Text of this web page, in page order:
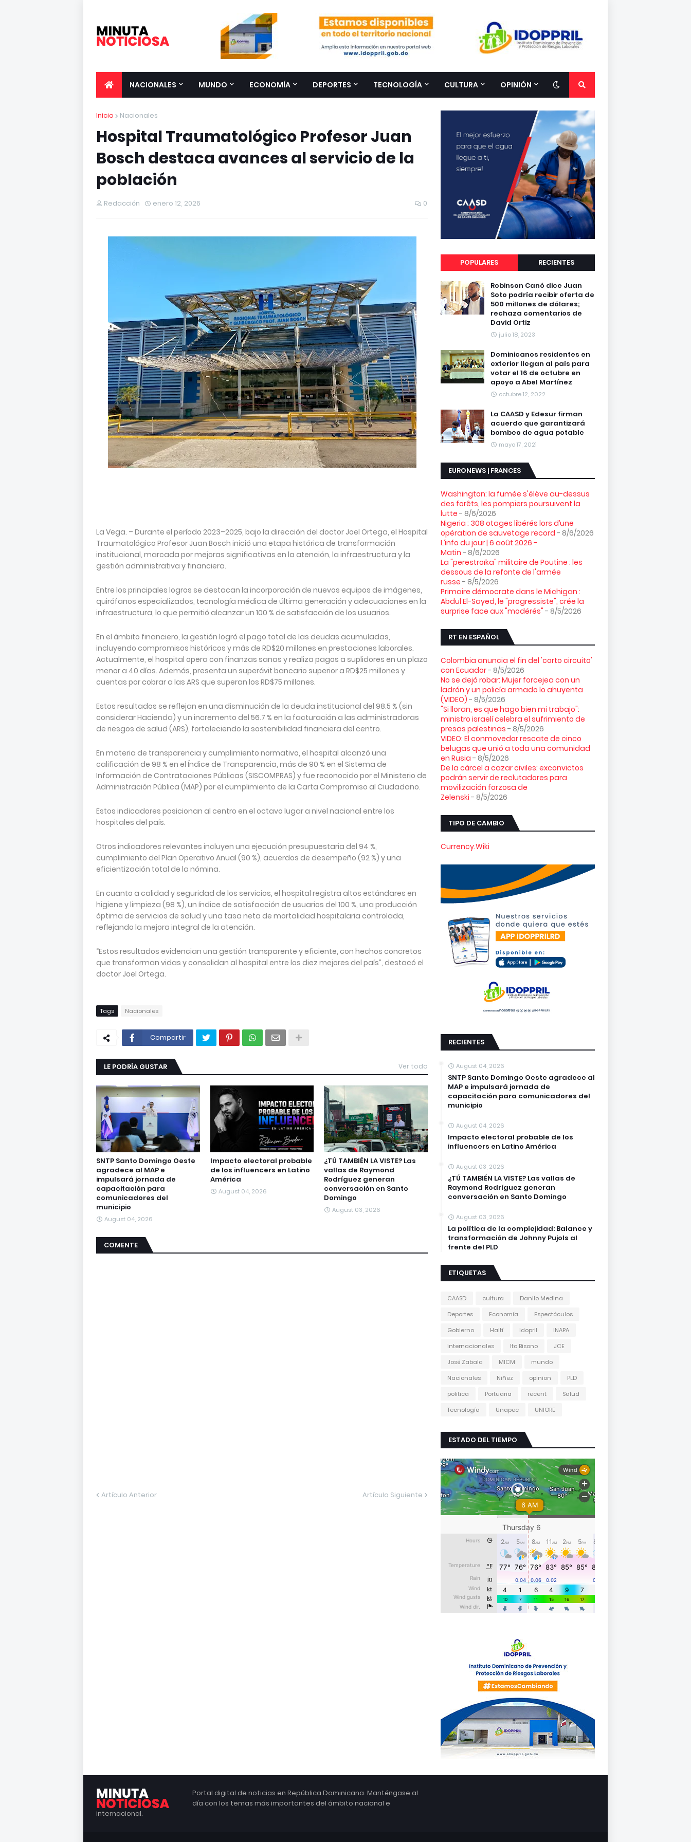
NACIONALES MUNDO ECONOMÍA DEPORTES TECNOLOGÍA CULTURA OPINIÓN
Inicio Nacionales
Hospital Traumatológico Profesor Juan
Bosch destaca avances al servicio de la
población
Redacción enero 12, 2026 0
La Vega. – Durante el período 2023–2025, bajo la dirección del doctor Joel Ortega, el Hospital
Traumatológico Profesor Juan Bosch inició una etapa histórica de transformación
institucional, marcada por mejoras significativas en la atención, la infraestructura y la
gestión administrativa y financiera.
Entre los principales logros se destacan la incorporación de nuevos equipos de imágenes,
quirófanos especializados, tecnología médica de última generación y adecuaciones en la
infraestructura, lo que permitió alcanzar un 100 % de satisfacción de los usuarios.
En el ámbito financiero, la gestión logró el pago total de las deudas acumuladas,
incluyendo compromisos históricos y más de RD$20 millones en prestaciones laborales.
Actualmente, el hospital opera con finanzas sanas y realiza pagos a suplidores en un plazo
menor a 40 días. Además, presenta un superávit bancario superior a RD$25 millones y
cuentas por cobrar a las ARS que superan los RD$75 millones.
Estos resultados se reflejan en una disminución de la deuda institucional del 98.5 % (sin
considerar Hacienda) y un incremento del 56.7 % en la facturación a las administradoras
de riesgos de salud (ARS), fortaleciendo la sostenibilidad financiera del centro.
En materia de transparencia y cumplimiento normativo, el hospital alcanzó una
calificación de 98 % en el Índice de Transparencia, más de 90 % en el Sistema de
Información de Contrataciones Públicas (SISCOMPRAS) y fue reconocido por el Ministerio de
Administración Pública (MAP) por el cumplimiento de la Carta Compromiso al Ciudadano.
Estos indicadores posicionan al centro en el octavo lugar a nivel nacional entre los
hospitales del país.
Otros indicadores relevantes incluyen una ejecución presupuestaria del 94 %,
cumplimiento del Plan Operativo Anual (90 %), acuerdos de desempeño (92 %) y una
eficientización total de la nómina.
En cuanto a calidad y seguridad de los servicios, el hospital registra altos estándares en
higiene y limpieza (98 %), un índice de satisfacción de usuarios del 100 %, una producción
óptima de servicios de salud y una tasa neta de mortalidad hospitalaria controlada,
reflejando la mejora integral de la atención.
“Estos resultados evidencian una gestión transparente y eficiente, con hechos concretos
que transforman vidas y consolidan al hospital entre los diez mejores del país”, destacó el
doctor Joel Ortega.
Tags Nacionales
Compartir
LE PODRÍA GUSTAR Ver todo
SNTP Santo Domingo Oeste
agradece al MAP e
impulsará jornada de
capacitación para
comunicadores del
municipio
August 04, 2026
Impacto electoral probable
de los influencers en Latino
América
August 04, 2026
¿TÚ TAMBIÉN LA VISTE? Las
vallas de Raymond
Rodríguez generan
conversación en Santo
Domingo
August 03, 2026
COMENTE
Artículo Anterior Artículo Siguiente
POPULARES RECIENTES
Robinson Canó dice Juan
Soto podría recibir oferta de
500 millones de dólares;
rechaza comentarios de
David Ortiz
julio 18, 2023
Dominicanos residentes en
exterior llegan al país para
votar el 16 de octubre en
apoyo a Abel Martínez
octubre 12, 2022
La CAASD y Edesur firman
acuerdo que garantizará
bombeo de agua potable
mayo 17, 2021
EURONEWS | FRANCES
Washington: la fumée s'élève au-dessus
des forêts, les pompiers poursuivent la
lutte - 8/6/2026
Nigeria : 308 otages libérés lors d’une
opération de sauvetage record - 8/6/2026
L’info du jour | 6 août 2026 -
Matin - 8/6/2026
La "perestroïka" militaire de Poutine : les
dessous de la refonte de l'armée
russe - 8/5/2026
Primaire démocrate dans le Michigan :
Abdul El-Sayed, le "progressiste", crée la
surprise face aux "modérés" - 8/5/2026
RT EN ESPAÑOL
Colombia anuncia el fin del 'corto circuito'
con Ecuador- 8/5/2026
No se dejó robar: Mujer forcejea con un
ladrón y un policía armado lo ahuyenta
(VIDEO) - 8/5/2026
"Si lloran, es que hago bien mi trabajo":
ministro israelí celebra el sufrimiento de
presas palestinas - 8/5/2026
VIDEO: El conmovedor rescate de cinco
belugas que unió a toda una comunidad
en Rusia - 8/5/2026
De la cárcel a cazar civiles: exconvictos
podrán servir de reclutadores para
movilización forzosa de
Zelenski - 8/5/2026
TIPO DE CAMBIO
Currency.Wiki
RECIENTES
August 04, 2026
SNTP Santo Domingo Oeste agradece al
MAP e impulsará jornada de
capacitación para comunicadores del
municipio
August 04, 2026
Impacto electoral probable de los
influencers en Latino América
August 03, 2026
¿TÚ TAMBIÉN LA VISTE? Las vallas de
Raymond Rodríguez generan
conversación en Santo Domingo
August 03, 2026
La política de la complejidad: Balance y
transformación de Johnny Pujols al
frente del PLD
ETIQUETAS
CAASD cultura
Danilo Medina
Deportes
Economía
Espectáculos
Gobierno
Haití Idopril
INAPA
internacionales
Ito Bisono
JCE
José Zabala
MICM
mundo
Nacionales
Niñez opinion
PLD
politica
Portuaria recent
Salud
Tecnología
Unapec UNIORE
ESTADO DEL TIEMPO
Portal digital de noticias en República Dominicana. Manténgase al
día con los temas más importantes del ámbito nacional e
internacional.